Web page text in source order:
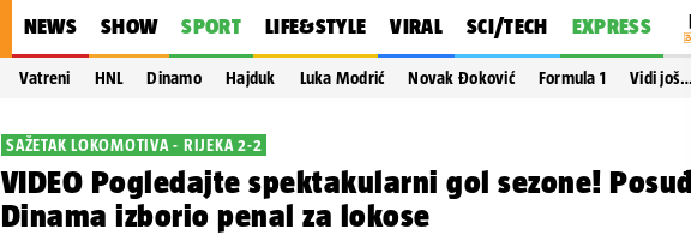
NEWS SHOW SPORT LIFE&STYLE VIRAL SCI/TECH EXPRESS
Vatreni HNL Dinamo Hajduk Luka Modrić Novak Đoković Formula 1 Vidi još…
SAŽETAK LOKOMOTIVA - RIJEKA 2-2
VIDEO Pogledajte spektakularni gol sezone!
Dinama izborio penal za lokose